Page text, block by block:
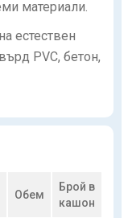
материали.
естествен
PVC, бетон,
Обем
Брой в
кашон